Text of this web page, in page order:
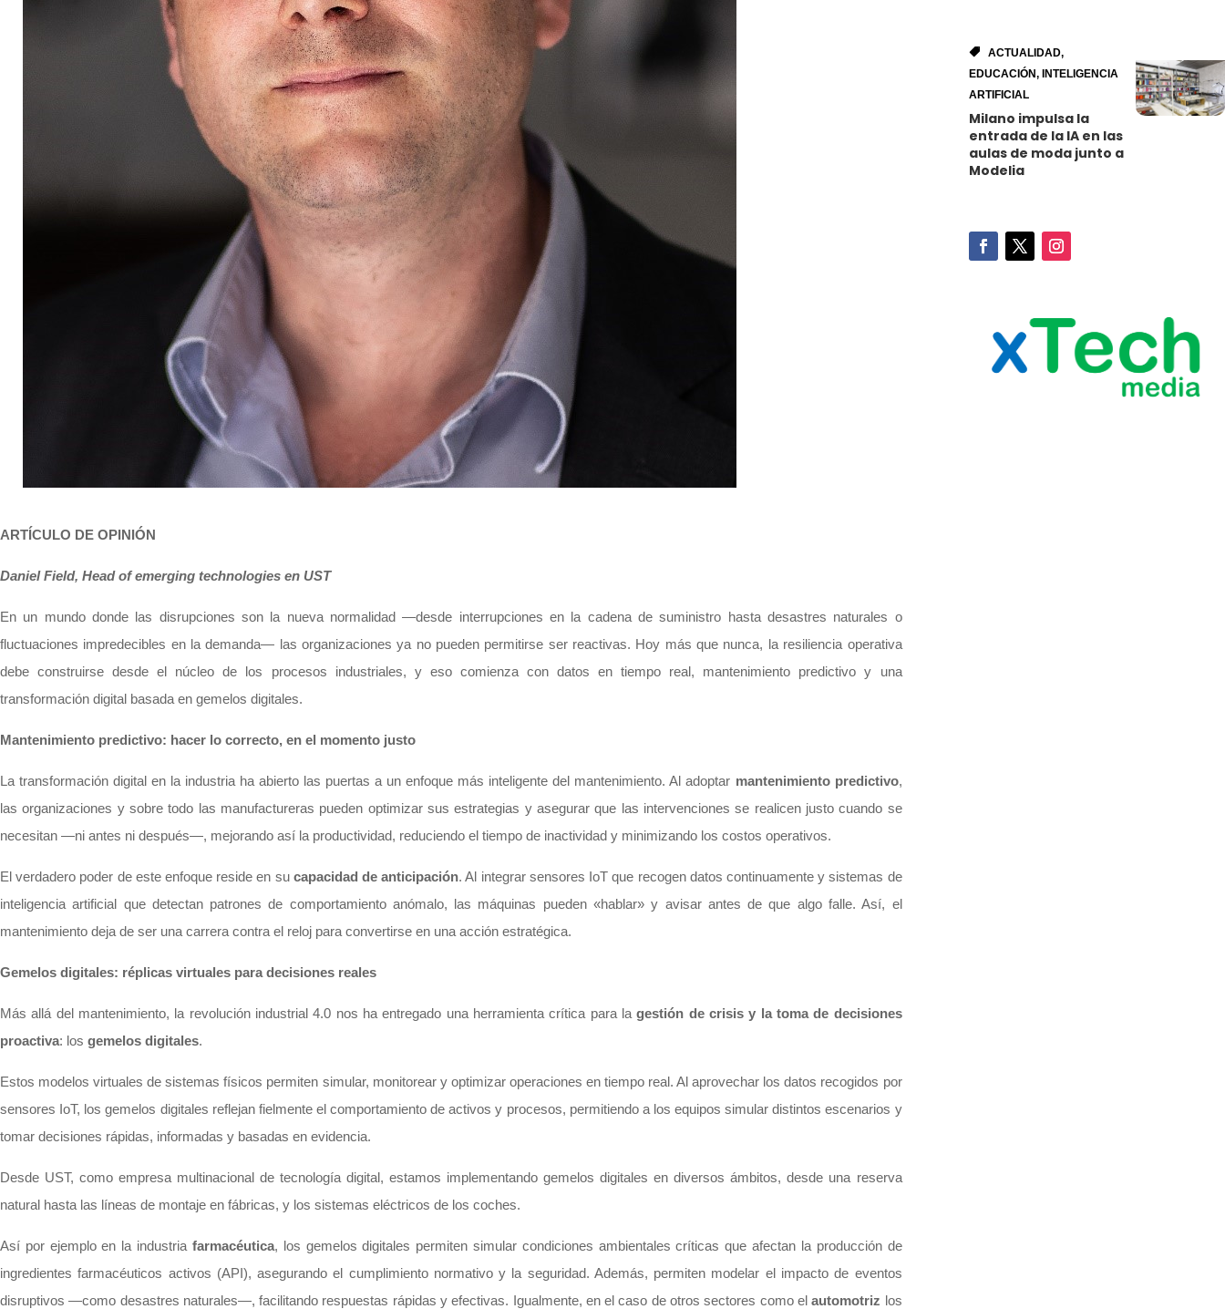
ARTÍCULO DE OPINIÓN
Daniel Field, Head of emerging technologies en UST
En un mundo donde las disrupciones son la nueva normalidad —desde interrupciones en la cadena de suministro hasta desastres naturales o
fluctuaciones impredecibles en la demanda— las organizaciones ya no pueden permitirse ser reactivas. Hoy más que nunca, la resiliencia operativa
debe construirse desde el núcleo de los procesos industriales, y eso comienza con datos en tiempo real, mantenimiento predictivo y una
transformación digital basada en gemelos digitales.
Mantenimiento predictivo: hacer lo correcto, en el momento justo
La transformación digital en la industria ha abierto las puertas a un enfoque más inteligente del mantenimiento. Al adoptar mantenimiento predictivo,
las organizaciones y sobre todo las manufactureras pueden optimizar sus estrategias y asegurar que las intervenciones se realicen justo cuando se
necesitan —ni antes ni después—, mejorando así la productividad, reduciendo el tiempo de inactividad y minimizando los costos operativos.
El verdadero poder de este enfoque reside en su capacidad de anticipación. Al integrar sensores IoT que recogen datos continuamente y sistemas de
inteligencia artificial que detectan patrones de comportamiento anómalo, las máquinas pueden «hablar» y avisar antes de que algo falle. Así, el
mantenimiento deja de ser una carrera contra el reloj para convertirse en una acción estratégica.
Gemelos digitales: réplicas virtuales para decisiones reales
Más allá del mantenimiento, la revolución industrial 4.0 nos ha entregado una herramienta crítica para lagestión de crisis y la toma de decisiones
proactiva: los gemelos digitales.
Estos modelos virtuales de sistemas físicos permiten simular, monitorear y optimizar operaciones en tiempo real. Al aprovechar los datos recogidos por
sensores IoT, los gemelos digitales reflejan fielmente el comportamiento de activos y procesos, permitiendo a los equipos simular distintos escenarios y
tomar decisiones rápidas, informadas y basadas en evidencia.
Desde UST, como empresa multinacional de tecnología digital, estamos implementando gemelos digitales en diversos ámbitos, desde una reserva
natural hasta las líneas de montaje en fábricas, y los sistemas eléctricos de los coches.
Así por ejemplo en la industria farmacéutica, los gemelos digitales permiten simular condiciones ambientales críticas que afectan la producción de
ingredientes farmacéuticos activos (API), asegurando el cumplimiento normativo y la seguridad. Además, permiten modelar el impacto de eventos
disruptivos —como desastres naturales—, facilitando respuestas rápidas y efectivas. Igualmente, en el caso de otros sectores como elautomotriz los
ACTUALIDAD,
EDUCACIÓN, INTELIGENCIA
ARTIFICIAL
Milano impulsa la
entrada de la IA en las
aulas de moda junto a
Modelia